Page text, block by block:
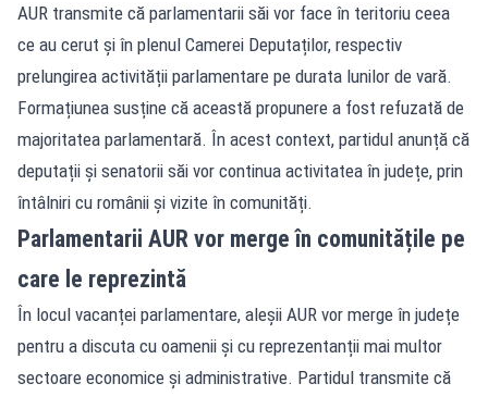
AUR transmite că parlamentarii săi vor face în teritoriu ceea
ce au cerut și în plenul Camerei Deputaților, respectiv
prelungirea activității parlamentare pe durata lunilor de vară.
Formațiunea susține că această propunere a fost refuzată de
majoritatea parlamentară. În acest context, partidul anunță că
deputații și senatorii săi vor continua activitatea în județe, prin
întâlniri cu românii și vizite în comunități.
Parlamentarii AUR vor merge în comunitățile pe
care le reprezintă
În locul vacanței parlamentare, aleșii AUR vor merge în județe
pentru a discuta cu oamenii și cu reprezentanții mai multor
sectoare economice și administrative. Partidul transmite că